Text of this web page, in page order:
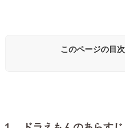
このページの目次